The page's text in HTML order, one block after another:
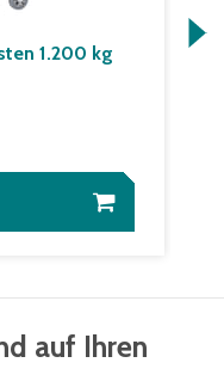
1.200 kg
auf Ihren